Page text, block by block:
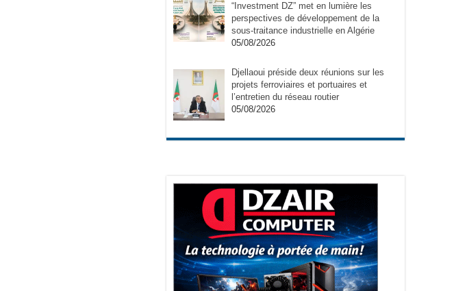
“Investment DZ” met en lumière les
perspectives de développement de la
sous-traitance industrielle en Algérie
05/08/2026
Djellaoui préside deux réunions sur les
projets ferroviaires et portuaires et
l’entretien du réseau routier
05/08/2026